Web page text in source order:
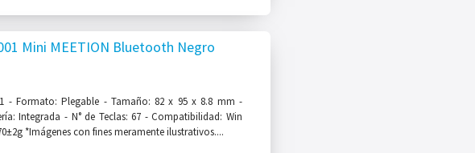
Mini MEETION Bluetooth Negro
- Formato: Plegable - Tamaño: 82 x 95 x 8.8 mm -
Integrada - N° de Teclas: 67 - Compatibilidad: Win
*Imágenes con fines meramente ilustrativos....